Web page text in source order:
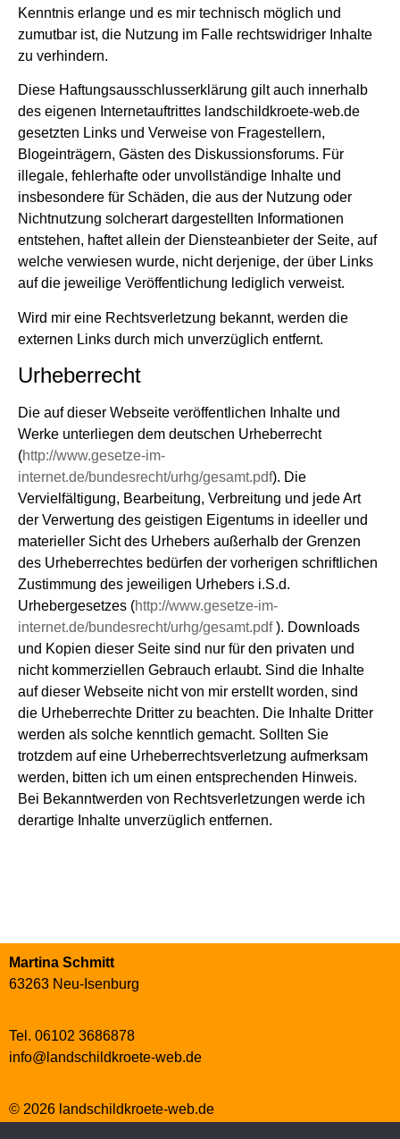
Kenntnis erlange und es mir technisch möglich und
zumutbar ist, die Nutzung im Falle rechtswidriger Inhalte
zu verhindern.
Diese Haftungsausschlusserklärung gilt auch innerhalb
des eigenen Internetauftrittes landschildkroete-web.de
gesetzten Links und Verweise von Fragestellern,
Blogeinträgern, Gästen des Diskussionsforums. Für
illegale, fehlerhafte oder unvollständige Inhalte und
insbesondere für Schäden, die aus der Nutzung oder
Nichtnutzung solcherart dargestellten Informationen
entstehen, haftet allein der Diensteanbieter der Seite, auf
welche verwiesen wurde, nicht derjenige, der über Links
auf die jeweilige Veröffentlichung lediglich verweist.
Wird mir eine Rechtsverletzung bekannt, werden die
externen Links durch mich unverzüglich entfernt.
Urheberrecht
Die auf dieser Webseite veröffentlichen Inhalte und
Werke unterliegen dem deutschen Urheberrecht
(http://www.gesetze-im-
internet.de/bundesrecht/urhg/gesamt.pdf). Die
Vervielfältigung, Bearbeitung, Verbreitung und jede Art
der Verwertung des geistigen Eigentums in ideeller und
materieller Sicht des Urhebers außerhalb der Grenzen
des Urheberrechtes bedürfen der vorherigen schriftlichen
Zustimmung des jeweiligen Urhebers i.S.d.
Urhebergesetzes (http://www.gesetze-im-
internet.de/bundesrecht/urhg/gesamt.pdf). Downloads
und Kopien dieser Seite sind nur für den privaten und
nicht kommerziellen Gebrauch erlaubt. Sind die Inhalte
auf dieser Webseite nicht von mir erstellt worden, sind
die Urheberrechte Dritter zu beachten. Die Inhalte Dritter
werden als solche kenntlich gemacht. Sollten Sie
trotzdem auf eine Urheberrechtsverletzung aufmerksam
werden, bitten ich um einen entsprechenden Hinweis.
Bei Bekanntwerden von Rechtsverletzungen werde ich
derartige Inhalte unverzüglich entfernen.
Martina Schmitt
63263 Neu-Isenburg
Tel. 06102 3686878
info@landschildkroete-web.de
© 2026 landschildkroete-web.de